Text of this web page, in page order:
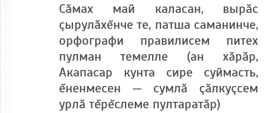
Сăмах май каласан, вырӑс
çырулăхĕнче те, патша саманинче,
орфографи правилисем питех
пулман темелле (ан хăрăр,
Акапасар кунта сире суймасть,
ĕненмесен — сумлă çăлкуçсем
урлă тĕрĕслеме пултаратăр)